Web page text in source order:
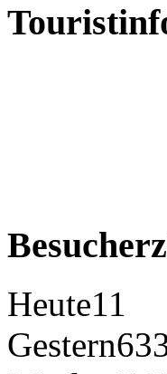
Heute11
Gestern